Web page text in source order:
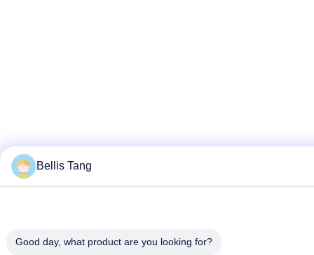
Bellis Tang
Good day, what product are you looking for?